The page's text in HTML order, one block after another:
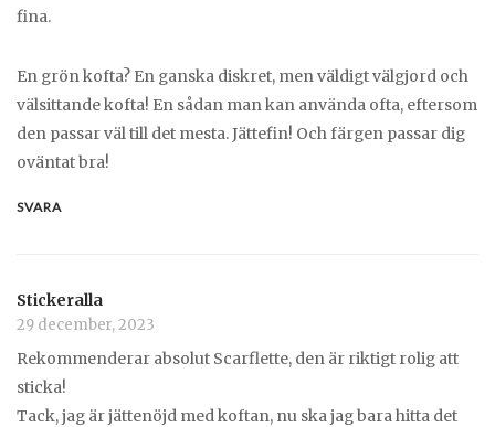
fina.
En grön kofta? En ganska diskret, men väldigt välgjord och
välsittande kofta! En sådan man kan använda ofta, eftersom
den passar väl till det mesta. Jättefin! Och färgen passar dig
oväntat bra!
SVARA
Stickeralla
29 december, 2023
Rekommenderar absolut Scarflette, den är riktigt rolig att
sticka!
Tack, jag är jättenöjd med koftan, nu ska jag bara hitta det